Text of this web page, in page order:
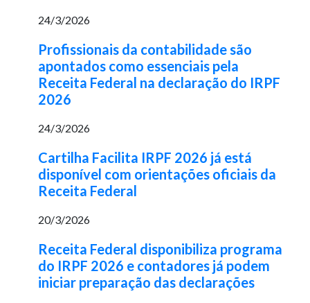
24/3/2026
Profissionais da contabilidade são
apontados como essenciais pela
Receita Federal na declaração do IRPF
2026
24/3/2026
Cartilha Facilita IRPF 2026 já está
disponível com orientações oficiais da
Receita Federal
20/3/2026
Receita Federal disponibiliza programa
do IRPF 2026 e contadores já podem
iniciar preparação das declarações